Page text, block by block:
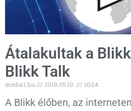
Átalakultak a
Blikk Talk
media1.hu 2019.05.10. 10:24
A Blikk élőben, az